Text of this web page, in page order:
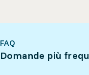
FAQ
Domande più